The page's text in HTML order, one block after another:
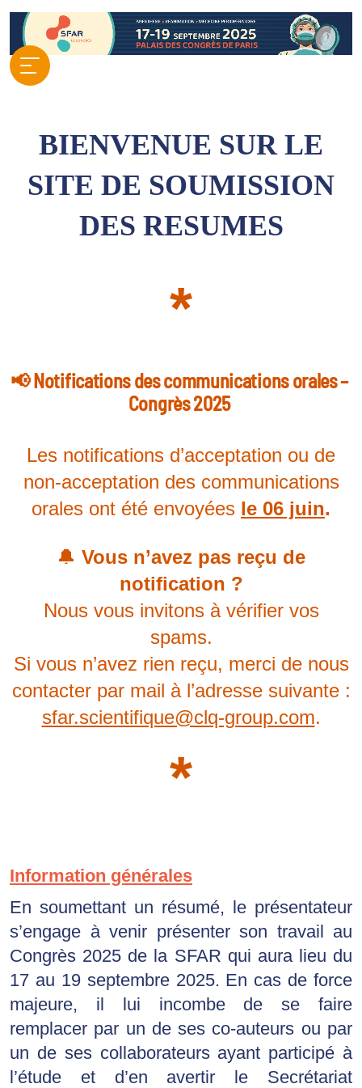
BIENVENUE SUR LE
SITE DE SOUMISSION
DES RESUMES
*
📢 Notifications des communications orales –
Congrès 2025
Les notifications d’acceptation ou de
non-acceptation des communications
orales ont été envoyées le 06 juin.
🔔 Vous n’avez pas reçu de
notification ?
Nous vous invitons à vérifier vos
spams.
Si vous n’avez rien reçu, merci de nous
contacter par mail à l’adresse suivante :
sfar.scientifique@clq-group.com.
*
Information générales
En soumettant un résumé, le présentateur
s’engage à venir présenter son travail au
Congrès 2025 de la SFAR qui aura lieu du
17 au 19 septembre 2025. En cas de force
majeure, il lui incombe de se faire
remplacer par un de ses co-auteurs ou par
un de ses collaborateurs ayant participé à
l’étude et d’en avertir le Secrétariat